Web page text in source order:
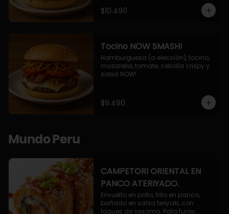
NOW!
$10.490
Tocino NOW SMASH!
Hamburguesa (a elección), tocino,
mozarella, tomate, cebolla crispy y
salsa NOW!
$9.490
Mundo Peru
CAMPETORI ORIENTAL EN
PANCO ATERIYADO.
Envuelto en pollo, frito en panco,
bañado en salsa teriyaki, con
toques de sesamo. Pollo furay,